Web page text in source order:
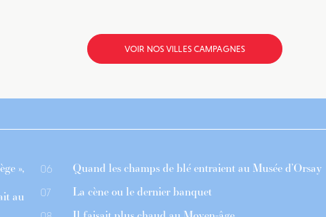
VOIR NOS VILLES CAMPAGNES
»,
au
06 Quand les champs de blé entraient au Musée d’Orsay
07 La cène ou le dernier banquet